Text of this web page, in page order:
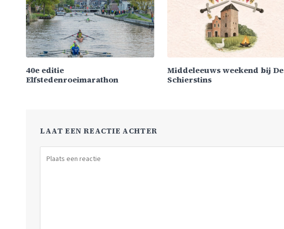
40e editie
Elfstedenroeimarathon
Middeleeuws weekend bij De
Schierstins
LAAT EEN REACTIE ACHTER